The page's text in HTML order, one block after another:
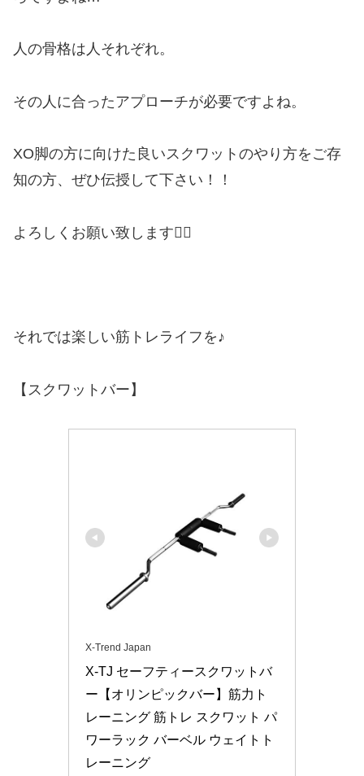
人の骨格は人それぞれ。
その人に合ったアプローチが必要ですよね。
XO脚の方に向けた良いスクワットのやり方をご存
知の方、ぜひ伝授して下さい！！
よろしくお願い致します🙇‍♂️
それでは楽しい筋トレライフを♪
【スクワットバー】
X-Trend Japan
X-TJ セーフティースクワットバ
ー【オリンピックバー】筋力ト
レーニング 筋トレ スクワット パ
ワーラック バーベル ウェイトト
レーニング